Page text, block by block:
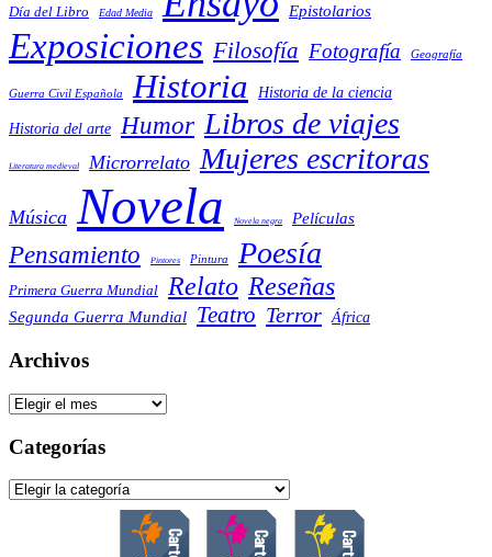
Día del Libro Edad Media Epistolarios
Exposiciones Filosofía Fotografía Geografía
Guerra Civil Española Historia Historia de la ciencia
Historia del arte Humor Libros de viajes
Literatura medieval Microrrelato Mujeres escritoras
Música Novela Novela negra Películas
Pensamiento Pintores Pintura Poesía
Primera Guerra Mundial Relato Reseñas
Segunda Guerra Mundial Teatro Terror África
Archivos
Archivos
Categorías
Categorías